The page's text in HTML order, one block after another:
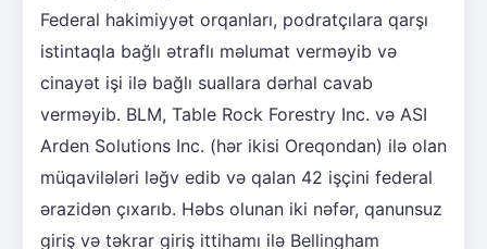
Federal hakimiyyət orqanları, podratçılara qarşı
istintaqla bağlı ətraflı məlumat verməyib və
cinayət işi ilə bağlı suallara dərhal cavab
verməyib. BLM, Table Rock Forestry Inc. və ASI
Arden Solutions Inc. (hər ikisi Oreqondan) ilə olan
müqavilələri ləğv edib və qalan 42 işçini federal
ərazidən çıxarıb. Həbs olunan iki nəfər, qanunsuz
giriş və təkrar giriş ittihamı ilə Bellingham